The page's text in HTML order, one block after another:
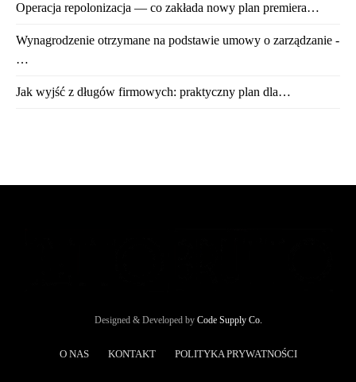
Operacja repolonizacja — co zakłada nowy plan premiera…
Wynagrodzenie otrzymane na podstawie umowy o zarządzanie -
…
Jak wyjść z długów firmowych: praktyczny plan dla…
Designed & Developed by Code Supply Co.
O NAS KONTAKT POLITYKA PRYWATNOŚCI